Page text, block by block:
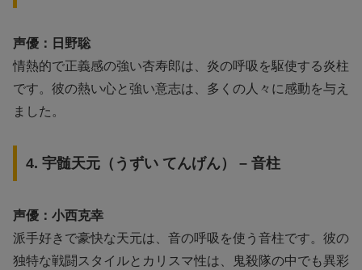
声優：日野聡
情熱的で正義感の強い杏寿郎は、炎の呼吸を駆使する炎柱
です。彼の熱い心と強い意志は、多くの人々に感動を与え
ました。
4. 宇髄天元（うずい てんげん） – 音柱
声優：小西克幸
派手好きで豪快な天元は、音の呼吸を使う音柱です。彼の
独特な戦闘スタイルとカリスマ性は、鬼殺隊の中でも異彩